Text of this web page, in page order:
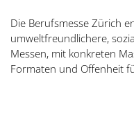
Die Berufsmesse Zürich
umweltfreundlichere,
Messen, mit konkreten
Formaten und Offenheit